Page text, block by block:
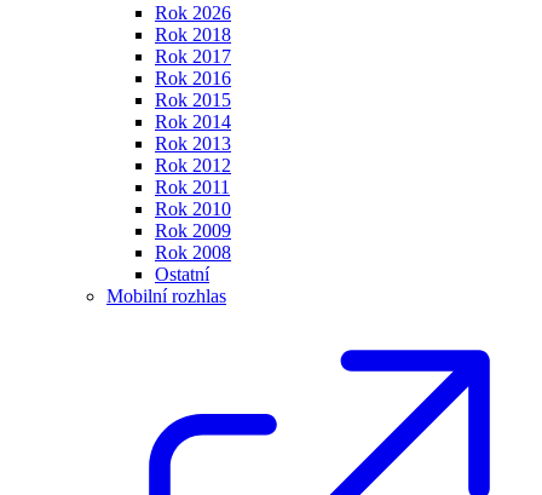
Rok 2026
Rok 2018
Rok 2017
Rok 2016
Rok 2015
Rok 2014
Rok 2013
Rok 2012
Rok 2011
Rok 2010
Rok 2009
Rok 2008
Ostatní
Mobilní rozhlas